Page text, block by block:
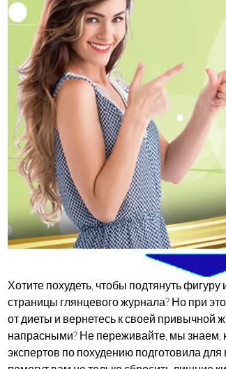
Хотите похудеть, чтобы подтянуть фигуру
страницы глянцевого журнала? Но при
от диеты и вернетесь к своей привычной
напрасными? Не переживайте, мы
экспертов по похудению подготовила для